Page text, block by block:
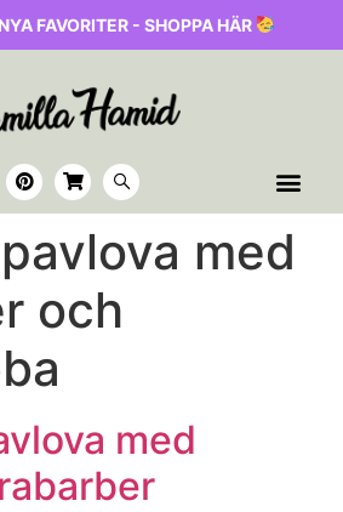
FAVORITER - SHOPPA HÄR
pavlova med
och
med